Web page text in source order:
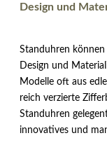
Design und
Standuhren
Design und
Modelle oft aus
reich verzierte
Standuhren
innovatives und